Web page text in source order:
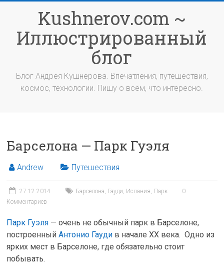
содержимомуKushnerov.com ~
Иллюстрированный
блог
Блог Андрея Кушнерова. Впечатления, путешествия,
космос, технологии. Пишу о всём, что интересно.
Барселона — Парк Гуэля
Andrew Путешествия
27.12.2014 Барселона, Гауди, Испания, Парк
0
Комментариев
Парк Гуэля — очень не обычный парк в Барселоне,
построенныйАнтонио Гауди в начале XX века. Одно из
ярких мест в Барселоне, где обязательно стоит
побывать.